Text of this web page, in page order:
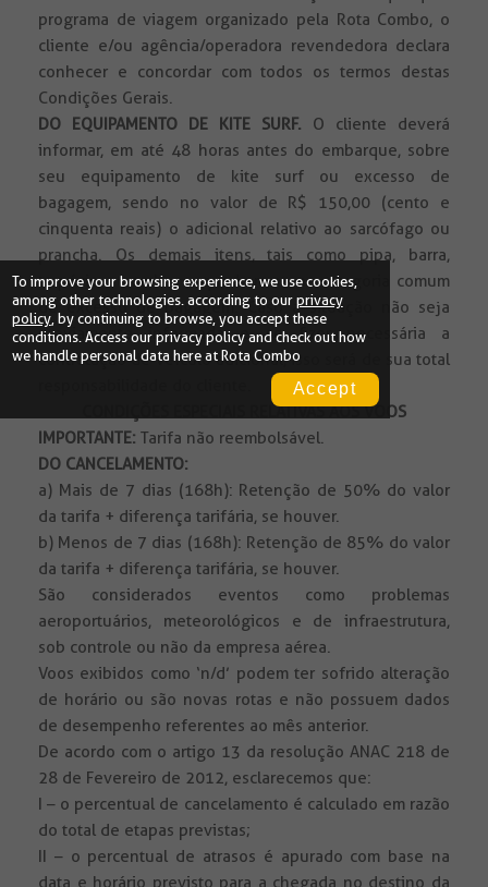
programa de viagem organizado pela Rota Combo, o
cliente e/ou agência/operadora revendedora declara
conhecer e concordar com todos os termos destas
Condições Gerais.
DO EQUIPAMENTO DE KITE SURF. O cliente deverá
informar, em até 48 horas antes do embarque, sobre
seu equipamento de kite surf ou excesso de
bagagem, sendo no valor de R$ 150,00 (cento e
cinquenta reais) o adicional relativo ao sarcófago ou
prancha. Os demais itens, tais como pipa, barra,
trapézio e bomba, enquadram-se na categoria comum
de excesso de bagagem. Caso a situação não seja
previamente informada e se fizer necessária a
contratação de veículo adicional, isso será de sua total
CONDIÇÕES ESPECIAIS RELATIVAS AOS VOOS
IMPORTANTE: Tarifa não reembolsável.
DO CANCELAMENTO:
a) Mais de 7 dias (168h): Retenção de 50% do valor
da tarifa + diferença tarifária, se houver.
b) Menos de 7 dias (168h): Retenção de 85% do valor
da tarifa + diferença tarifária, se houver.
São considerados eventos como problemas
aeroportuários, meteorológicos e de infraestrutura,
sob controle ou não da empresa aérea.
Voos exibidos como ‘n/d’ podem ter sofrido alteração
de horário ou são novas rotas e não possuem dados
de desempenho referentes ao mês anterior.
De acordo com o artigo 13 da resolução ANAC 218 de
28 de Fevereiro de 2012, esclarecemos que:
I – o percentual de cancelamento é calculado em razão
do total de etapas previstas;
II – o percentual de atrasos é apurado com base na
data e horário previsto para a chegada no destino da
To improve your browsing experience, we use cookies,
among other technologies. according to ourprivacy
policy, by continuing to browse, you accept these
conditions. Access ourprivacy policyand check out how
we handle personal data here at Rota Combo
Accept